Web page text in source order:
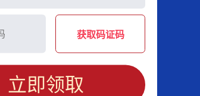
获取码证码
立即领取